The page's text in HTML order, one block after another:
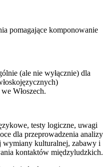
pomagające komponowanie
(ale nie wyłącznie) dla
Włoszech.
testy logiczne, uwagi
dla przeprowadzenia analizy
wymiany kulturalnej, zabawy i
kontaktów międzyludzkich.